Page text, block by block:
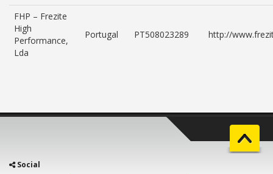
FHP – Frezite
High
Performance,
Lda
Portugal PT508023289 http://
Social